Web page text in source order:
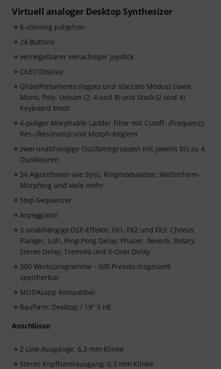
Virtuell analoger Desktop Synthesizer
8-stimmig polyphon
24 Buttons
verriegelbarer vierachsiger Joystick
OLED Display
Glide/Portamento (legato und staccato Modus) sowie
Mono, Poly, Unison (2, 4 und 8) und Stack (2 und 4)
Keyboard Modi
4-poliger Morphable Ladder Filter mit Cutoff- (Frequenz),
Res- (Resonanz) und Morph-Reglern
zwei unabhängige Oszillatorgruppen mit jeweils bis zu 4
Oszillatoren
34 Algorithmen wie Sync, Ringmodulation, Wellenform-
Morphing und viele mehr
Step-Sequenzer
Arpeggiator
3 unabhängige DSP-Effekte: FX1, FX2 und FX3: Chorus,
Flanger, LoFi, Ping-Pong Delay, Phaser, Reverb, Rotary,
Stereo Delay, Tremolo und X-Over Delay
300 Werksprogramme - 500 Presets insgesamt
speicherbar
MODALapp kompatibel
Bauform: Desktop / 19" 3 HE
Anschlüsse:
2 Line-Ausgänge: 6,3 mm Klinke
Stereo Kopfhörerausgang: 6,3 mm Klinke